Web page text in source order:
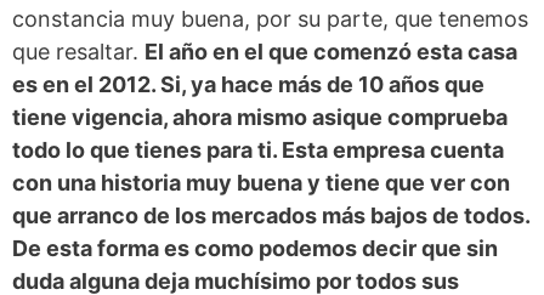
constancia muy buena, por su parte, que tenemos
que resaltar. El año en el que comenzó esta casa
es en el 2012. Si, ya hace más de 10 años que
tiene vigencia, ahora mismo asique comprueba
todo lo que tienes para ti. Esta empresa cuenta
con una historia muy buena y tiene que ver con
que arranco de los mercados más bajos de todos.
De esta forma es como podemos decir que sin
duda alguna deja muchísimo por todos sus